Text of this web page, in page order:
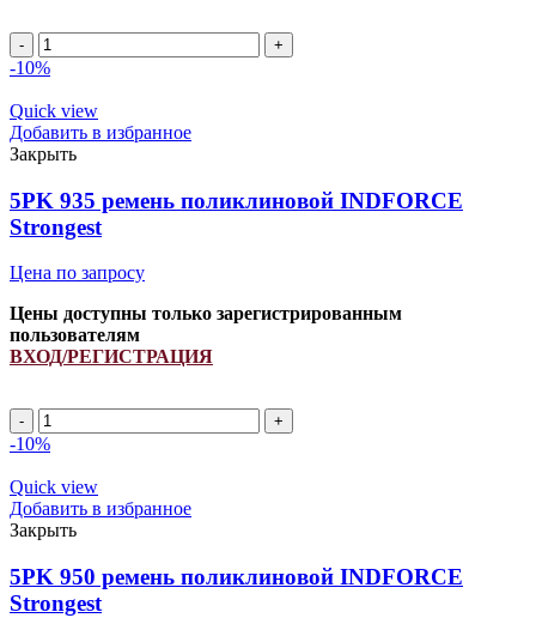
6PK
1703
1307170Р)
ремень
поликлиновой
INDFORCE
Strongest
quantity
-10%
Quick view
Добавить в избранное
Закрыть
5PK 935 ремень поликлиновой INDFORCE
Strongest
Цена по запросу
Цены доступны только зарегистрированным
пользователям
ВХОД/РЕГИСТРАЦИЯ
5PK
935
поликлиновой
INDFORCE
Strongest
quantity
-10%
Quick view
Добавить в избранное
Закрыть
5PK 950 ремень поликлиновой INDFORCE
Strongest